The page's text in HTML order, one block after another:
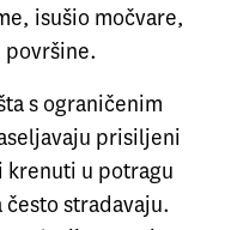
isušio močvare,
s ograničenim
prisiljeni
u potragu
stradavaju.